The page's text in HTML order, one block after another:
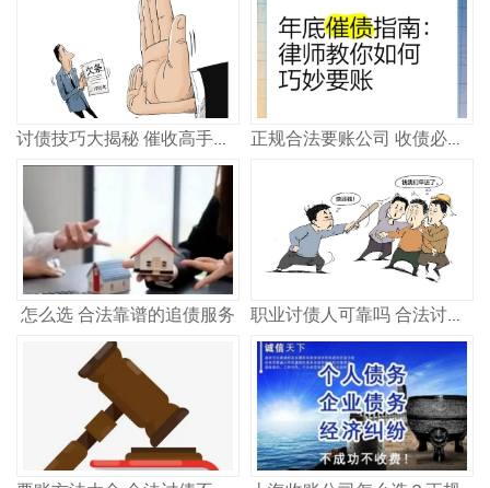
讨债技巧大揭秘 催收高手教你轻松追回欠款 正规合法要账公司 收债必看指南
怎么选 合法靠谱的追债服务 职业讨债人可靠吗 合法讨债公司怎么选